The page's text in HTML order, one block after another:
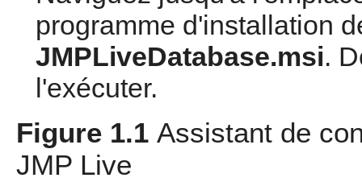
programme d'installation
JMPLiveDatabase.msi.
l'exécuter.
Figure 1.1 Assistant de
JMP Live